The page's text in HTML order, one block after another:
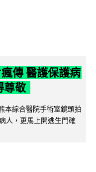
傳 醫護保護病
尊敬
本綜合醫院手術室鏡頭拍
人，更馬上開逃生門確